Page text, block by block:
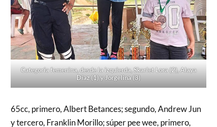
Categoría femenina, desde la izquierda, Skarlet Lora (2), Alaya
Díaz (1) y Jorgelina (3)
65cc, primero, Albert Betances; segundo, Andrew Jun
y tercero, Franklin Morillo; súper pee wee, primero,